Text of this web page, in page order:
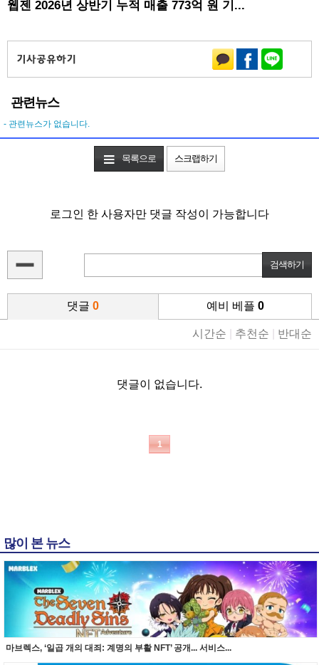
웹젠 2026년 상반기 누적 매출 773억 원 기...
관련뉴스
- 관련뉴스가 없습니다.
목록으로 스크랩하기
로그인 한 사용자만 댓글 작성이 가능합니다
댓글 0 예비 베플 0
시간순 추천순 반대순
댓글이 없습니다.
1
많이 본 뉴스
마브렉스, ‘일곱 개의 대죄: 계명의 부활 NFT’ 공개... 서비스...